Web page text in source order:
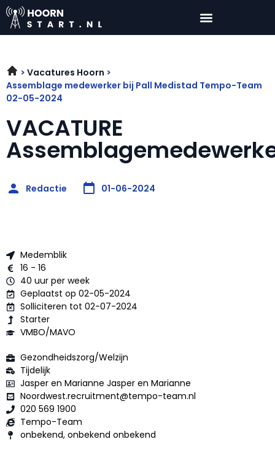
Vacatures Hoorn
Assemblage medewerker bij Pall Medistad Tempo-Team
02-05-2024
VACATURE
Redactie 01-06-2024
Medemblik
16 - 16
40 uur per week
Geplaatst op 02-05-2024
Solliciteren tot 02-07-2024
Starter
VMBO/MAVO
Gezondheidszorg/Welzijn
Tijdelijk
Jasper en Marianne Jasper en Marianne
Noordwest.recruitment@tempo-team.nl
020 569 1900
Tempo-Team
onbekend, onbekend onbekend